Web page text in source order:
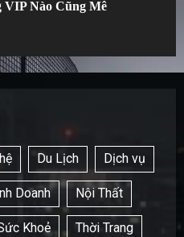
VIP Nào Cũng Mê
Du Lịch Dịch vụ
Doanh Nội Thất
Khoẻ Thời Trang